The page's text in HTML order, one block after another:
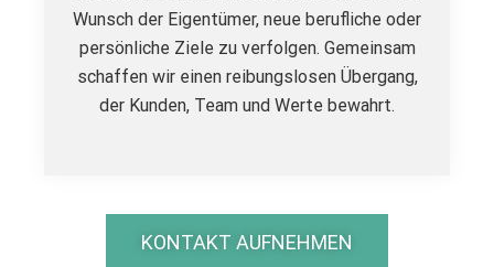
Wunsch der Eigentümer, neue berufliche oder
persönliche Ziele zu verfolgen. Gemeinsam
schaffen wir einen reibungslosen Übergang,
der Kunden, Team und Werte bewahrt.
KONTAKT AUFNEHMEN